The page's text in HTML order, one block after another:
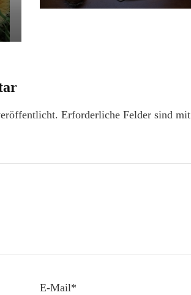
Erforderliche Felder sind mit
E-Mail*